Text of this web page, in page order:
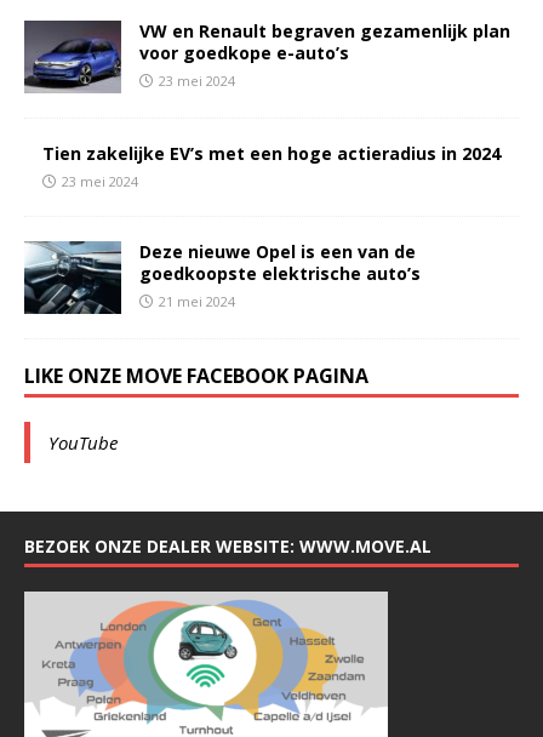
VW en Renault begraven gezamenlijk plan
voor goedkope e-auto’s
23 mei 2024
Tien zakelijke EV’s met een hoge actieradius in 2024
23 mei 2024
Deze nieuwe Opel is een van de
goedkoopste elektrische auto’s
21 mei 2024
LIKE ONZE MOVE FACEBOOK PAGINA
YouTube
BEZOEK ONZE DEALER WEBSITE: WWW.MOVE.AL